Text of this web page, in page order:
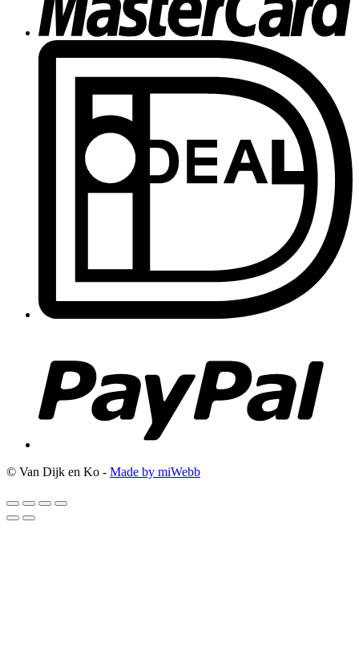
© Van Dijk en Ko - Made by miWebb